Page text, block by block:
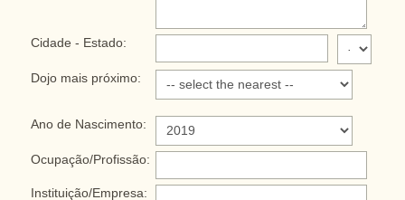
Cidade - Estado:
Dojo mais próximo:
Ano de Nascimento:
Ocupação/Profissão:
Instituição/Empresa: